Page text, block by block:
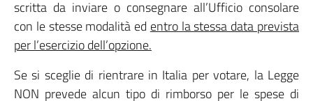
scritta da inviare o consegnare all’Ufficio consolare
con le stesse modalità ed entro la stessa data prevista
per l’esercizio dell’opzione.
Se si sceglie di rientrare in Italia per votare, la Legge
NON prevede alcun tipo di rimborso per le spese di